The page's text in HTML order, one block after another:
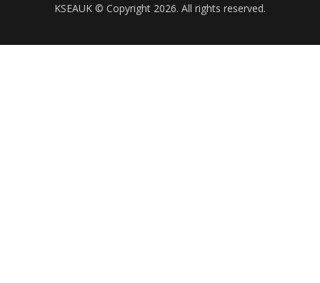
KSEAUK © Copyright 2026. All rights reserved.